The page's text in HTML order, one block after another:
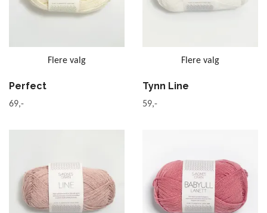
Flere valg
Perfect
69,-
Flere valg
Tynn Line
59,-